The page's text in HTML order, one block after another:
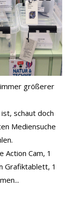
größerer
schaut doch
Mediensuche
Action Cam, 1
Grafiktablett, 1